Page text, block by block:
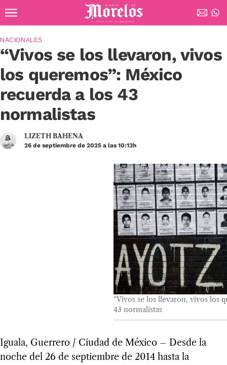
Diario de Morelos
“Vivos se los llevaron, vivos
los queremos”: México
recuerda a los 43
normalistas
NACIONALES
LIZETH BAHENA
26 de septiembre de 2025 a las 10:13h
“Vivos se los llevaron, vivos los
43 normalistas
Iguala, Guerrero / Ciudad de México – Desde la
noche del 26 de septiembre de 2014 hasta la